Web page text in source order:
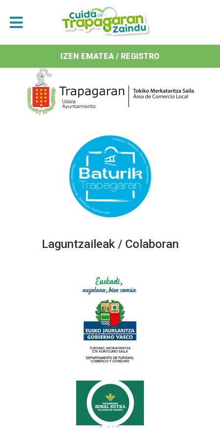
Antolatzaileak / Organizan
Laguntzaileak / Colaboran
IZEN EMATEA / REGISTRO